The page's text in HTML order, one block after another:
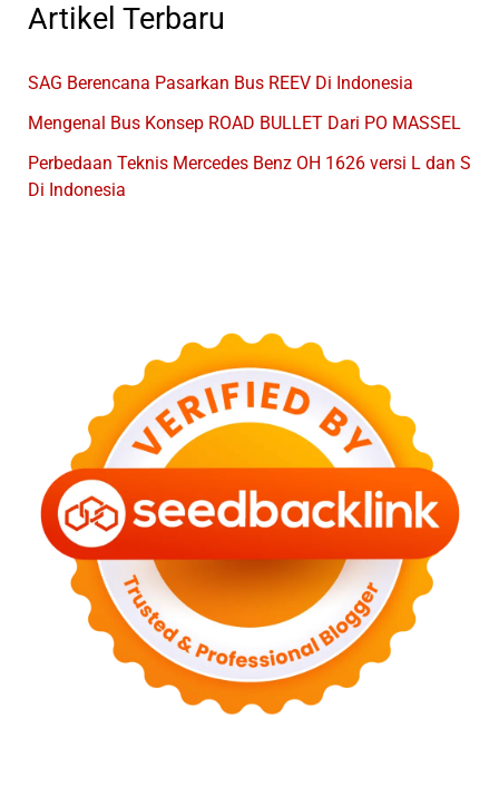
Artikel Terbaru
SAG Berencana Pasarkan Bus REEV Di Indonesia
Mengenal Bus Konsep ROAD BULLET Dari PO MASSEL
Perbedaan Teknis Mercedes Benz OH 1626 versi L dan S
Di Indonesia